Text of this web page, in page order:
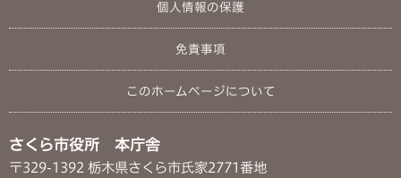
個人情報の保護
免責事項
このホームページについて
さくら市役所 本庁舎
〒329-1392 栃木県さくら市氏家2771番地